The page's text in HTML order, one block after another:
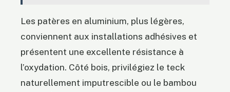
Les patères en aluminium, plus légères,
conviennent aux installations adhésives et
présentent une excellente résistance à
l’oxydation. Côté bois, privilégiez le teck
naturellement imputrescible ou le bambou